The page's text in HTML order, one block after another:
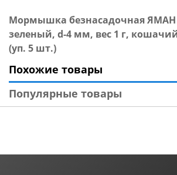
Мормышка безнасадочная
зеленый, d-4 мм, вес 1 г,
(уп. 5 шт.)
Похожие товары
Популярные товары